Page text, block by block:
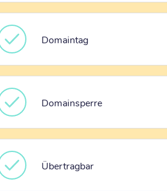
Domaintag
Domainsperre
Übertragbar